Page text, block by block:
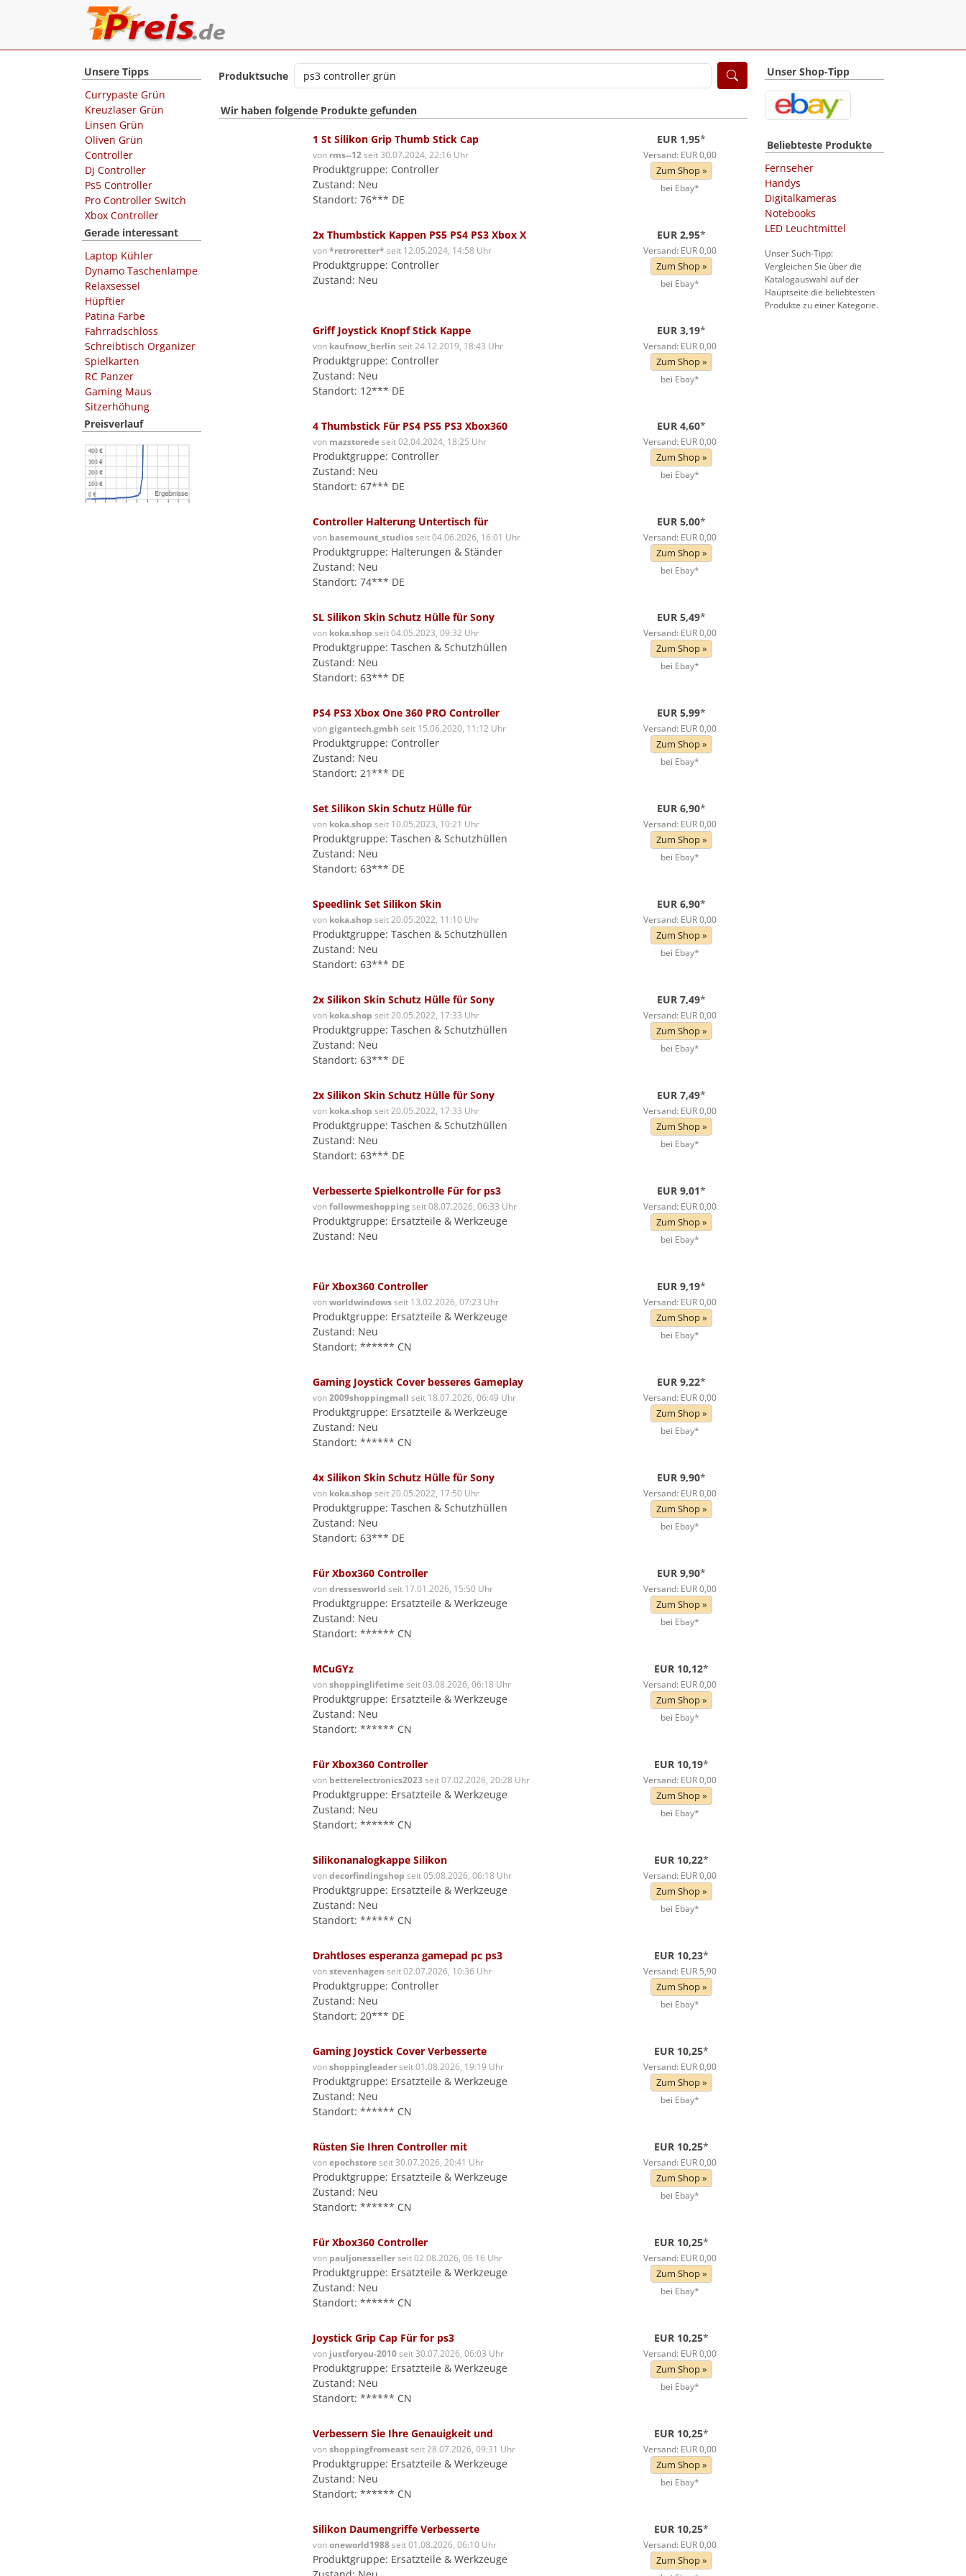
Unsere Tipps
Currypaste Grün
Kreuzlaser Grün
Linsen Grün
Oliven Grün
Controller
Dj Controller
Ps5 Controller
Pro Controller Switch
Xbox Controller
Gerade interessant
Laptop Kühler
Dynamo Taschenlampe
Relaxsessel
Hüpftier
Patina Farbe
Fahrradschloss
Schreibtisch Organizer
Spielkarten
RC Panzer
Gaming Maus
Sitzerhöhung
Preisverlauf
Produktsuche
Wir haben folgende Produkte gefunden
1 St Silikon Grip Thumb Stick Cap
von rms--12seit 30.07.2024, 22:16 Uhr
Produktgruppe: Controller
Zustand: Neu
Standort: 76*** DE
EUR 1,95*
Versand: EUR 0,00
Zum Shop »
bei Ebay*
2x Thumbstick Kappen PS5 PS4 PS3 Xbox X
von*retroretter* seit 12.05.2024, 14:58 Uhr
Produktgruppe: Controller
Zustand: Neu
EUR 2,95*
Versand: EUR 0,00
Zum Shop »
bei Ebay*
Griff Joystick Knopf Stick Kappe
von kaufnow_berlin seit 24.12.2019, 18:43 Uhr
Produktgruppe: Controller
Zustand: Neu
Standort: 12*** DE
EUR 3,19*
Versand: EUR 0,00
Zum Shop »
bei Ebay*
4 Thumbstick Für PS4 PS5 PS3 Xbox360
von mazstoredeseit 02.04.2024, 18:25 Uhr
Produktgruppe: Controller
Zustand: Neu
Standort: 67*** DE
EUR 4,60*
Versand: EUR 0,00
Zum Shop »
bei Ebay*
Controller Halterung Untertisch für
von basemount_studiosseit 04.06.2026, 16:01 Uhr
Produktgruppe: Halterungen & Ständer
Zustand: Neu
Standort: 74*** DE
EUR 5,00*
Versand: EUR 0,00
Zum Shop »
bei Ebay*
SL Silikon Skin Schutz Hülle für Sony
von koka.shop seit 04.05.2023, 09:32 Uhr
Produktgruppe: Taschen & Schutzhüllen
Zustand: Neu
Standort: 63*** DE
EUR 5,49*
Versand: EUR 0,00
Zum Shop »
bei Ebay*
PS4 PS3 Xbox One 360 PRO Controller
vongigantech.gmbh seit 15.06.2020, 11:12 Uhr
Produktgruppe: Controller
Zustand: Neu
Standort: 21*** DE
EUR 5,99*
Versand: EUR 0,00
Zum Shop »
bei Ebay*
Set Silikon Skin Schutz Hülle für
von koka.shop seit 10.05.2023, 10:21 Uhr
Produktgruppe: Taschen & Schutzhüllen
Zustand: Neu
Standort: 63*** DE
EUR 6,90*
Versand: EUR 0,00
Zum Shop »
bei Ebay*
Speedlink Set Silikon Skin
von koka.shop seit 20.05.2022, 11:10 Uhr
Produktgruppe: Taschen & Schutzhüllen
Zustand: Neu
Standort: 63*** DE
EUR 6,90*
Versand: EUR 0,00
Zum Shop »
bei Ebay*
2x Silikon Skin Schutz Hülle für Sony
von koka.shop seit 20.05.2022, 17:33 Uhr
Produktgruppe: Taschen & Schutzhüllen
Zustand: Neu
Standort: 63*** DE
EUR 7,49*
Versand: EUR 0,00
Zum Shop »
bei Ebay*
2x Silikon Skin Schutz Hülle für Sony
von koka.shop seit 20.05.2022, 17:33 Uhr
Produktgruppe: Taschen & Schutzhüllen
Zustand: Neu
Standort: 63*** DE
EUR 7,49*
Versand: EUR 0,00
Zum Shop »
bei Ebay*
Verbesserte Spielkontrolle Für for ps3
vonfollowmeshoppingseit 08.07.2026, 06:33 Uhr
Produktgruppe: Ersatzteile & Werkzeuge
Zustand: Neu
EUR 9,01*
Versand: EUR 0,00
Zum Shop »
bei Ebay*
Für Xbox360 Controller
vonworldwindowsseit 13.02.2026, 07:23 Uhr
Produktgruppe: Ersatzteile & Werkzeuge
Zustand: Neu
Standort: ****** CN
EUR 9,19*
Versand: EUR 0,00
Zum Shop »
bei Ebay*
Gaming Joystick Cover besseres Gameplay
von2009shoppingmall seit 18.07.2026, 06:49 Uhr
Produktgruppe: Ersatzteile & Werkzeuge
Zustand: Neu
Standort: ****** CN
EUR 9,22*
Versand: EUR 0,00
Zum Shop »
bei Ebay*
4x Silikon Skin Schutz Hülle für Sony
von koka.shop seit 20.05.2022, 17:50 Uhr
Produktgruppe: Taschen & Schutzhüllen
Zustand: Neu
Standort: 63*** DE
EUR 9,90*
Versand: EUR 0,00
Zum Shop »
bei Ebay*
Für Xbox360 Controller
vondressesworld seit 17.01.2026, 15:50 Uhr
Produktgruppe: Ersatzteile & Werkzeuge
Zustand: Neu
Standort: ****** CN
EUR 9,90*
Versand: EUR 0,00
Zum Shop »
bei Ebay*
MCuGYz
vonshoppinglifetimeseit 03.08.2026, 06:18 Uhr
Produktgruppe: Ersatzteile & Werkzeuge
Zustand: Neu
Standort: ****** CN
EUR 10,12*
Versand: EUR 0,00
Zum Shop »
bei Ebay*
Für Xbox360 Controller
von betterelectronics2023seit 07.02.2026, 20:28 Uhr
Produktgruppe: Ersatzteile & Werkzeuge
Zustand: Neu
Standort: ****** CN
EUR 10,19*
Versand: EUR 0,00
Zum Shop »
bei Ebay*
Silikonanalogkappe Silikon
vondecorfindingshop seit 05.08.2026, 06:18 Uhr
Produktgruppe: Ersatzteile & Werkzeuge
Zustand: Neu
Standort: ****** CN
EUR 10,22*
Versand: EUR 0,00
Zum Shop »
bei Ebay*
Drahtloses esperanza gamepad pc ps3
vonstevenhagen seit 02.07.2026, 10:36 Uhr
Produktgruppe: Controller
Zustand: Neu
Standort: 20*** DE
EUR 10,23*
Versand: EUR 5,90
Zum Shop »
bei Ebay*
Gaming Joystick Cover Verbesserte
vonshoppingleaderseit 01.08.2026, 19:19 Uhr
Produktgruppe: Ersatzteile & Werkzeuge
Zustand: Neu
Standort: ****** CN
EUR 10,25*
Versand: EUR 0,00
Zum Shop »
bei Ebay*
Rüsten Sie Ihren Controller mit
vonepochstoreseit 30.07.2026, 20:41 Uhr
Produktgruppe: Ersatzteile & Werkzeuge
Zustand: Neu
Standort: ****** CN
EUR 10,25*
Versand: EUR 0,00
Zum Shop »
bei Ebay*
Für Xbox360 Controller
von pauljonessellerseit 02.08.2026, 06:16 Uhr
Produktgruppe: Ersatzteile & Werkzeuge
Zustand: Neu
Standort: ****** CN
EUR 10,25*
Versand: EUR 0,00
Zum Shop »
bei Ebay*
Joystick Grip Cap Für for ps3
von justforyou-2010seit 30.07.2026, 06:03 Uhr
Produktgruppe: Ersatzteile & Werkzeuge
Zustand: Neu
Standort: ****** CN
EUR 10,25*
Versand: EUR 0,00
Zum Shop »
bei Ebay*
Verbessern Sie Ihre Genauigkeit und
vonshoppingfromeastseit 28.07.2026, 09:31 Uhr
Produktgruppe: Ersatzteile & Werkzeuge
Zustand: Neu
Standort: ****** CN
EUR 10,25*
Versand: EUR 0,00
Zum Shop »
bei Ebay*
Silikon Daumengriffe Verbesserte
vononeworld1988seit 01.08.2026, 06:10 Uhr
Produktgruppe: Ersatzteile & Werkzeuge
EUR 10,25*
Versand: EUR 0,00
Zum Shop »
Unser Shop-Tipp
Beliebteste Produkte
Fernseher
Handys
Digitalkameras
Notebooks
LED Leuchtmittel
Unser Such-Tipp:
Vergleichen Sie über die
Katalogauswahl auf der
Hauptseite die beliebtesten
Produkte zu einer Kategorie.